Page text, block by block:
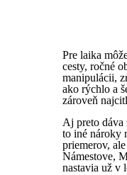
Pre laika
cesty, ročné
manipulácii,
ako rýchlo a
zároveň
Aj preto dáva
to iné nároky
priemerov,
Námestove,
nastavia už v